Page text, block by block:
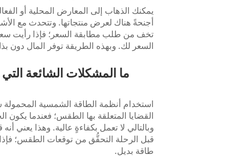
أجنحةً هناك لعرض منتجاتها. وتتحدث مع
تخف من طلب مطابقة السعر؛ فإذا رأيت
السعر لك. وبهذه الطريقة توفر المال دون
ما المشكلات الشائعة
استخدام أنظمة الطاقة الشمسية المحمولة
القضايا المتعلقة بها الطقس؛ فعندما يكون
وبالتالي لا تعمل بكفاءةٍ عالية. وهذا
قبل الرحلة التحقُّق من توقعات الطقس؛
طاقة بديل.